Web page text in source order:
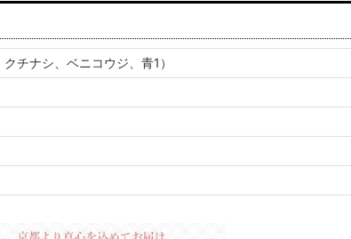
チナシ、ベニコウジ、青1）